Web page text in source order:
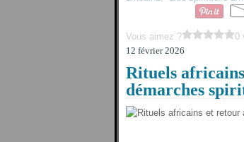
Vous aimez ?
0
12 février 2026
Rituels
démarches